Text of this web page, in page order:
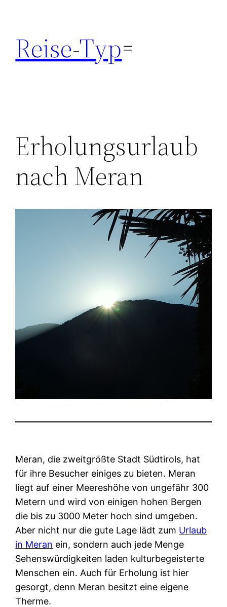
springen
Reise-Typ
Erholungsurlaub
nach Meran
Meran, die zweitgrößte Stadt Südtirols, hat
für ihre Besucher einiges zu bieten. Meran
liegt auf einer Meereshöhe von ungefähr 300
Metern und wird von einigen hohen Bergen
die bis zu 3000 Meter hoch sind umgeben.
Aber nicht nur die gute Lage lädt zum Urlaub
in Meran ein, sondern auch jede Menge
Sehenswürdigkeiten laden kulturbegeisterte
Menschen ein. Auch für Erholung ist hier
gesorgt, denn Meran besitzt eine eigene
Therme.